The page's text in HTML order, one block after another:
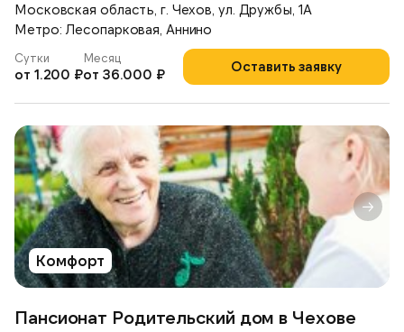
Московская область, г. Чехов, ул. Дружбы, 1А
Метро: Лесопарковая, Аннино
Оставить заявку
Сутки
от 1.200 ₽
Месяц
от 36.000 ₽
Комфорт
Пансионат Родительский дом в Чехове